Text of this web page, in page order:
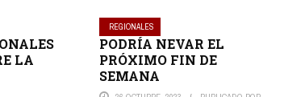
LA
REGIONALES
PODRÍA NEVAR EL
PRÓXIMO FIN DE
SEMANA